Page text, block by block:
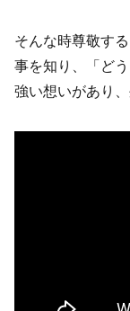
そんな時尊敬す
事を知り、「ど
強い想いがあり